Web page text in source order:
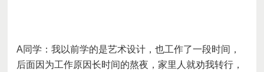
A同学：我以前学的是艺术设计，也工作了一段时间，
后面因为工作原因长时间的熬夜，家里人就劝我转行，